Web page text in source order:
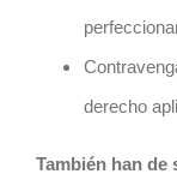
derecho
También han de